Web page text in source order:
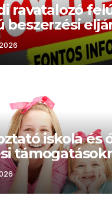
ravatalozó
beszerzési
iskola és